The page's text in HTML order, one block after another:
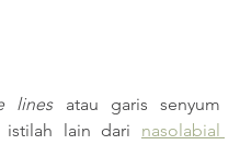
lines
atau garis senyum
istilah lain dari nasolabial